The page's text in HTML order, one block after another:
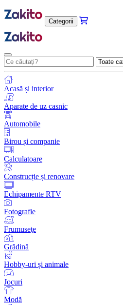
Categorii
Acasă și interior
Aparate de uz casnic
Automobile
Birou și companie
Calculatoare
Construcție și renovare
Echipamente RTV
Fotografie
Frumuseţe
Grădină
Hobby-uri și animale
Jocuri
Modă